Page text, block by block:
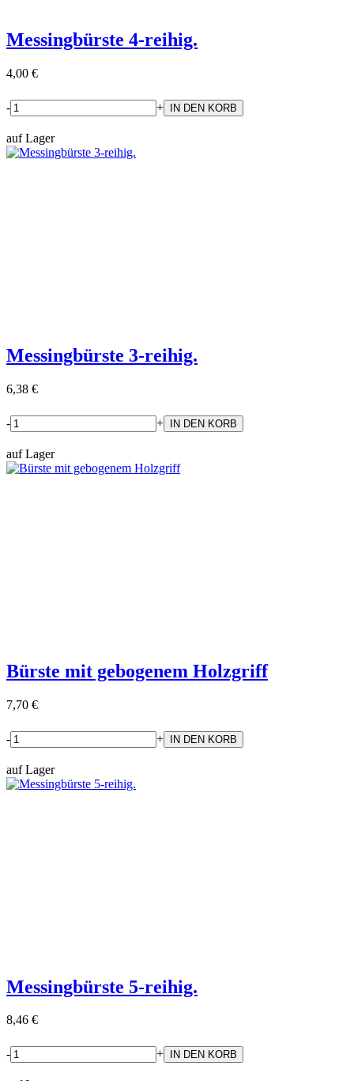
Messingbürste 4-reihig.
4,00 €
- +
auf Lager
Messingbürste 3-reihig.
6,38 €
- +
auf Lager
Bürste mit gebogenem Holzgriff
7,70 €
- +
auf Lager
Messingbürste 5-reihig.
8,46 €
- +